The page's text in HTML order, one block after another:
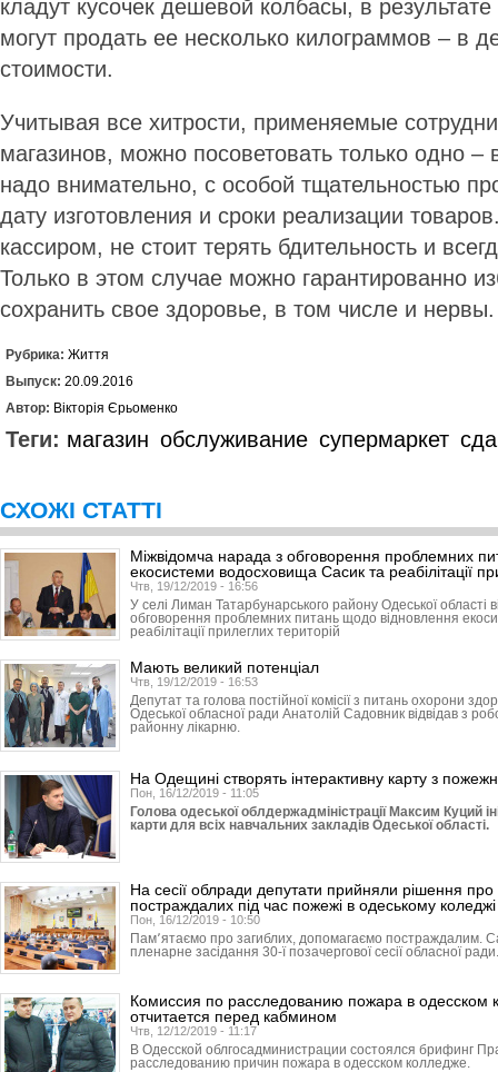
кладут кусочек дешевой колбасы, в
могут продать ее несколько килограммов – в
стоимости.
Учитывая все хитрости, применяемые
магазинов, можно посоветовать только одно –
надо внимательно, с особой тщательностью
дату изготовления и сроки реализации
кассиром, не стоит терять бдительность и
Только в этом случае можно гарантированно
сохранить свое здоровье, в том числе и
Рубрика: Життя
Выпуск: 20.09.2016
Автор: Вікторія Єрьоменко
Теги: магазин обслуживание супермаркет
СХОЖІ СТАТТІ
Міжвідомча нарада з обговорення проблемних
екосистеми водосховища Сасик та реабілітації
Чтв, 19/12/2019 - 16:56
У селі Лиман Татарбунарського району Одеської області
обговорення проблемних питань щодо відновлення
реабілітації прилеглих територій
Мають великий потенціал
Чтв, 19/12/2019 - 16:53
Депутат та голова постійної комісії з питань охорони
Одеської обласної ради Анатолій Садовник відвідав з
районну лікарню.
На Одещині створять інтерактивну карту з
Пон, 16/12/2019 - 11:05
Голова одеської облдержадміністрації Максим Куций
карти для всіх навчальних закладів Одеської області.
На сесії облради депутати прийняли рішення про
постраждалих під час пожежі в одеському коледжі
Пон, 16/12/2019 - 10:50
Пам՚ятаємо про загиблих, допомагаємо постраждалим.
пленарне засідання 30-ї позачергової сесії обласної ради.
Комиссия по расследованию пожара в одесском
отчитается перед кабмином
Чтв, 12/12/2019 - 11:17
В Одесской облгосадми­нист­рации состоялся брифинг
расследованию причин пожара в одесском колледже.